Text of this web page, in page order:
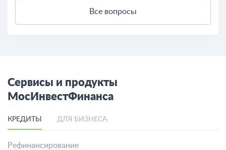
Все вопросы
Сервисы и продукты
МосИнвестФинанса
КРЕДИТЫ ДЛЯ БИЗНЕСА
Рефинансирование